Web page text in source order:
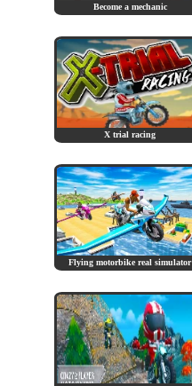
Become a mechanic
X trial racing
Flying motorbike real simulator